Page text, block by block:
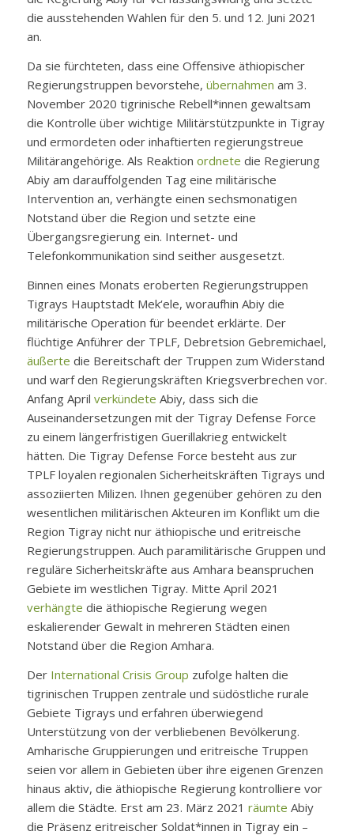
die ausstehenden Wahlen für den 5. und 12. Juni 2021
an.
Da sie fürchteten, dass eine Offensive äthiopischer
Regierungstruppen bevorstehe, übernahmen am 3.
November 2020 tigrinische Rebell*innen gewaltsam
die Kontrolle über wichtige Militärstützpunkte in Tigray
und ermordeten oder inhaftierten regierungstreue
Militärangehörige. Als Reaktion ordnete die Regierung
Abiy am darauffolgenden Tag eine militärische
Intervention an, verhängte einen sechsmonatigen
Notstand über die Region und setzte eine
Übergangsregierung ein. Internet- und
Telefonkommunikation sind seither ausgesetzt.
Binnen eines Monats eroberten Regierungstruppen
Tigrays Hauptstadt Mek‘ele, woraufhin Abiy die
militärische Operation für beendet erklärte. Der
flüchtige Anführer der TPLF, Debretsion Gebremichael,
äußerte die Bereitschaft der Truppen zum Widerstand
und warf den Regierungskräften Kriegsverbrechen vor.
Anfang April verkündete Abiy, dass sich die
Auseinandersetzungen mit der Tigray Defense Force
zu einem längerfristigen Guerillakrieg entwickelt
hätten. Die Tigray Defense Force besteht aus zur
TPLF loyalen regionalen Sicherheitskräften Tigrays und
assoziierten Milizen. Ihnen gegenüber gehören zu den
wesentlichen militärischen Akteuren im Konflikt um die
Region Tigray nicht nur äthiopische und eritreische
Regierungstruppen. Auch paramilitärische Gruppen und
reguläre Sicherheitskräfte aus Amhara beanspruchen
Gebiete im westlichen Tigray. Mitte April 2021
verhängte die äthiopische Regierung wegen
eskalierender Gewalt in mehreren Städten einen
Notstand über die Region Amhara.
Der International Crisis Group zufolge halten die
tigrinischen Truppen zentrale und südöstliche rurale
Gebiete Tigrays und erfahren überwiegend
Unterstützung von der verbliebenen Bevölkerung.
Amharische Gruppierungen und eritreische Truppen
seien vor allem in Gebieten über ihre eigenen Grenzen
hinaus aktiv, die äthiopische Regierung kontrolliere vor
allem die Städte. Erst am 23. März 2021 räumte Abiy
die Präsenz eritreischer Soldat*innen in Tigray ein –